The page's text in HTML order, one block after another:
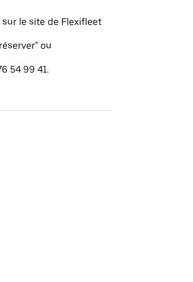
le site de Flexifleet
ou
54 99 41.